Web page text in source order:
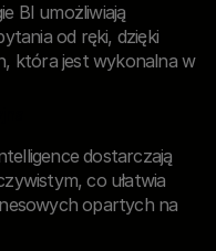
BI umożliwiają
od ręki, dzięki
która jest wykonalna w
dostarczają
co ułatwia
opartych na